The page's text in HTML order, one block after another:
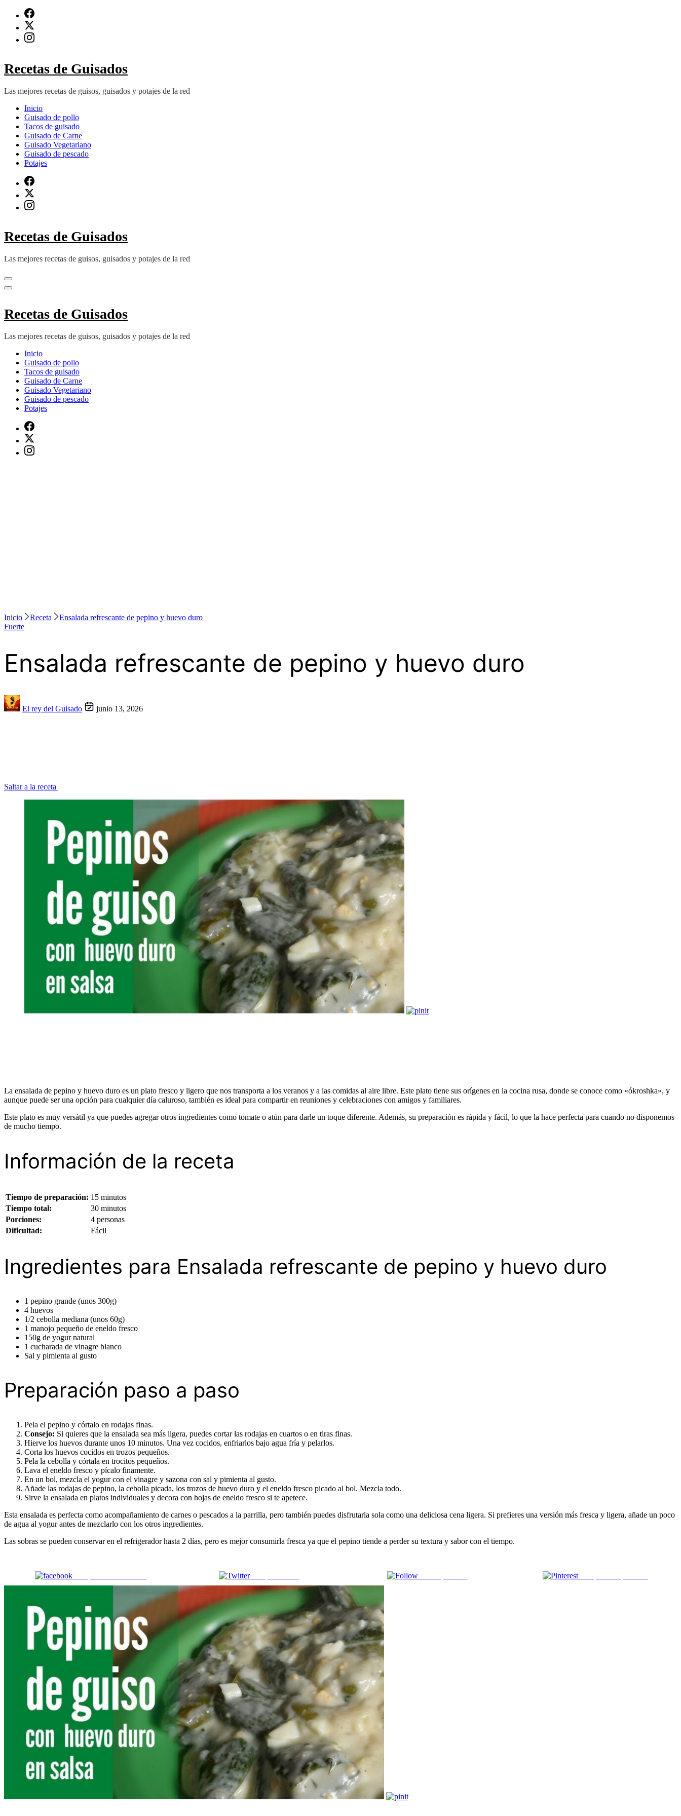
contenido
(presiona
Recetas de Guisados
Las mejores recetas de guisos, guisados y potajes de la red
Inicio
Guisado de pollo
Tacos de guisado
Guisado de Carne
Guisado Vegetariano
Guisado de pescado
Potajes
Recetas de Guisados
Las mejores recetas de guisos, guisados y potajes de la red
Recetas de Guisados
Las mejores recetas de guisos, guisados y potajes de la red
Inicio
Guisado de pollo
Tacos de guisado
Guisado de Carne
Guisado Vegetariano
Guisado de pescado
Potajes
Inicio Receta
Ensalada refrescante de pepino y huevo duro
Fuerte
Ensalada refrescante de pepino y huevo duro
El rey del Guisado junio 13, 2026
Saltar a la receta
La ensalada de pepino y huevo duro es un plato fresco y ligero que nos transporta a los veranos y a las comidas al aire libre. Este plato tiene sus orígenes en la cocina rusa, donde se conoce como «ókroshka», y
aunque puede ser una opción para cualquier día caluroso, también es ideal para compartir en reuniones y celebraciones con amigos y familiares.
Este plato es muy versátil ya que puedes agregar otros ingredientes como tomate o atún para darle un toque diferente. Además, su preparación es rápida y fácil, lo que la hace perfecta para cuando no disponemos
de mucho tiempo.
Información de la receta
Tiempo de preparación: 15 minutos
Tiempo total:
30 minutos
Porciones:
4 personas
Dificultad:
Fácil
Ingredientes para Ensalada refrescante de pepino y huevo duro
1 pepino grande (unos 300g)
4 huevos
1/2 cebolla mediana (unos 60g)
1 manojo pequeño de eneldo fresco
150g de yogur natural
1 cucharada de vinagre blanco
Sal y pimienta al gusto
Preparación paso a paso
Pela el pepino y córtalo en rodajas finas.
Consejo: Si quieres que la ensalada sea más ligera, puedes cortar las rodajas en cuartos o en tiras finas.
Hierve los huevos durante unos 10 minutos. Una vez cocidos, enfriarlos bajo agua fría y pelarlos.
Corta los huevos cocidos en trozos pequeños.
Pela la cebolla y córtala en trocitos pequeños.
Lava el eneldo fresco y pícalo finamente.
En un bol, mezcla el yogur con el vinagre y sazona con sal y pimienta al gusto.
Añade las rodajas de pepino, la cebolla picada, los trozos de huevo duro y el eneldo fresco picado al bol. Mezcla todo.
Sirve la ensalada en platos individuales y decora con hojas de eneldo fresco si te apetece.
Esta ensalada es perfecta como acompañamiento de carnes o pescados a la parrilla, pero también puedes disfrutarla sola como una deliciosa cena ligera. Si prefieres una versión más fresca y ligera, añade un poco
de agua al yogur antes de mezclarlo con los otros ingredientes.
Las sobras se pueden conservar en el refrigerador hasta 2 días, pero es mejor consumirla fresca ya que el pepino tiende a perder su textura y sabor con el tiempo.
Comparte en Facebook Comparte en X Enviar por mail Comparte en pinterest